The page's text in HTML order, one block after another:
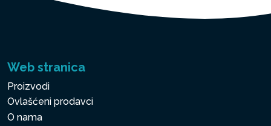
Web stranica
Proizvodi
Ovlašćeni prodavci
O nama